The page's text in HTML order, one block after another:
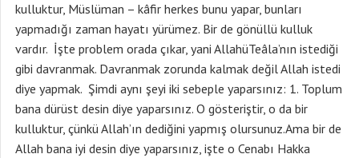
kulluktur, Müslüman – kâfir herkes bunu yapar, bunları
yapmadığı zaman hayatı yürümez. Bir de gönüllü kulluk
vardır. İşte problem orada çıkar, yani AllahüTeâla’nın istediği
gibi davranmak. Davranmak zorunda kalmak değil Allah istedi
diye yapmak. Şimdi aynı şeyi iki sebeple yaparsınız: 1. Toplum
bana dürüst desin diye yaparsınız. O gösteriştir, o da bir
kulluktur, çünkü Allah’ın dediğini yapmış olursunuz.Ama bir de
Allah bana iyi desin diye yaparsınız, işte o Cenabı Hakka